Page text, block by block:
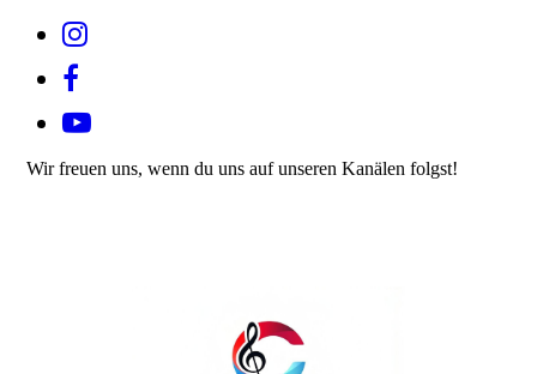
Wir freuen uns, wenn du uns auf unseren Kanälen folgst!